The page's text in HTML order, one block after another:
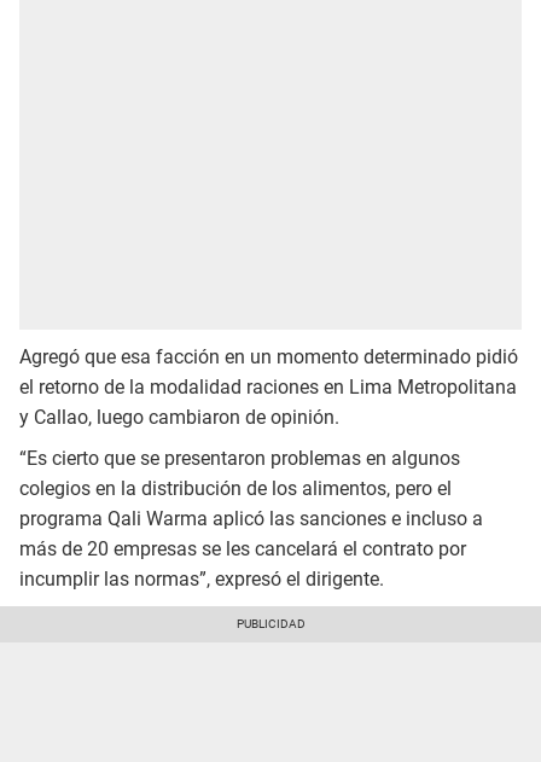
Agregó que esa facción en un momento determinado pidió
el retorno de la modalidad raciones en Lima Metropolitana
y Callao, luego cambiaron de opinión.
“Es cierto que se presentaron problemas en algunos
colegios en la distribución de los alimentos, pero el
programa Qali Warma aplicó las sanciones e incluso a
más de 20 empresas se les cancelará el contrato por
incumplir las normas”, expresó el dirigente.